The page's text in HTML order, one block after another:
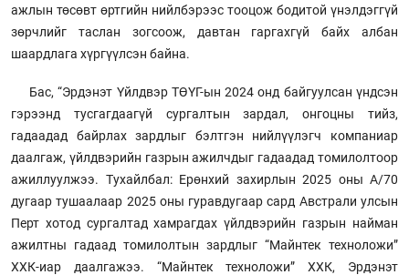
ажлын төсөвт өртгийн нийлбэрээс тооцож бодитой үнэлдэггүй
зөрчлийг таслан зогсоож, давтан гаргахгүй байх албан
шаардлага хүргүүлсэн байна.
Бас, “Эрдэнэт Үйлдвэр ТӨҮГ-ын 2024 онд байгуулсан үндсэн
гэрээнд тусгагдаагүй сургалтын зардал, онгоцны тийз,
гадаадад байрлах зардлыг бэлтгэн нийлүүлэгч компаниар
даалгаж, үйлдвэрийн газрын ажилчдыг гадаадад томилолтоор
ажиллуулжээ. Тухайлбал: Ерөнхий захирлын 2025 оны А/70
дугаар тушаалаар 2025 оны гуравдугаар сард Австрали улсын
Перт хотод сургалтад хамрагдах үйлдвэрийн газрын найман
ажилтны гадаад томилолтын зардлыг “Майнтек техноложи”
ХХК-иар даалгажээ. “Майнтек техноложи” ХХК, Эрдэнэт